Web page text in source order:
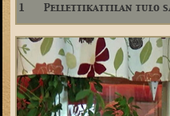
1 Pellettikattilan tulo